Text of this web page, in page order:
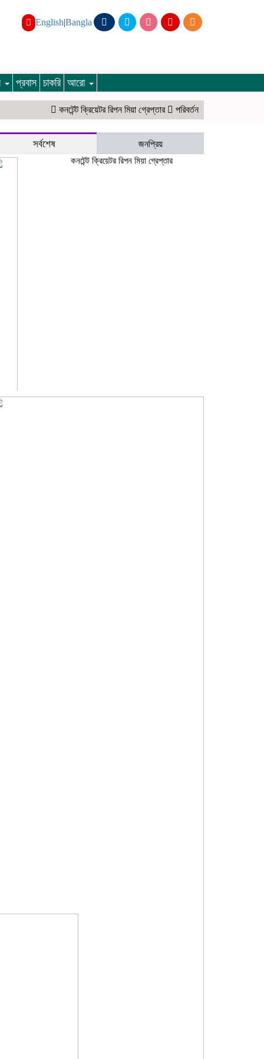
English|Bangla
প্রবাস চাকরি আরো
কনটেন্ট ক্রিয়েটর রিপন মিয়া গ্রেপ্তার পরিবর্তন হচ্ছে র‌্যাবের নাম, খসড়া আইন
সর্বশেষ জনপ্রিয়
কনটেন্ট ক্রিয়েটর রিপন মিয়া গ্রেপ্তার